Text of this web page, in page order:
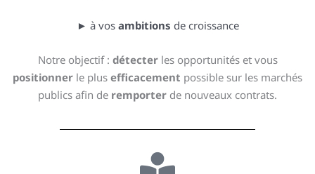
► à vos ambitions de croissance
Notre objectif : détecter les opportunités et vous
positionner le plus efficacement possible sur les marchés
publics afin de remporter de nouveaux contrats.